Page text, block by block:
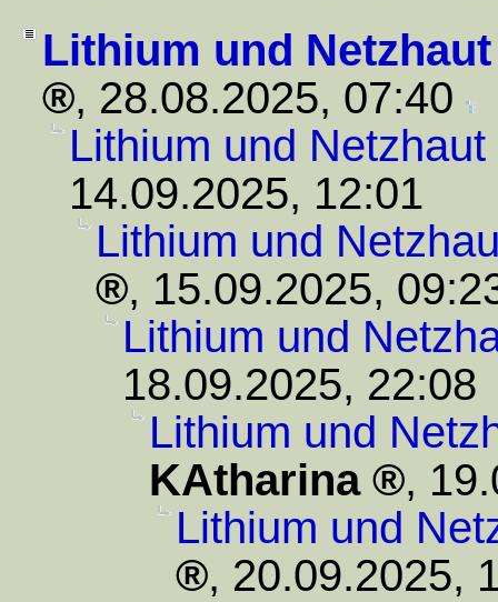
Lithium und
, 28.08.2025, 07:40
Lithium und
14.09.2025, 12:01
Lithium und
, 15.09.2025,
Lithium und
18.09.2025, 22:08
Lithium und
KAtharina
,
Lithium und
, 20.09.2025,